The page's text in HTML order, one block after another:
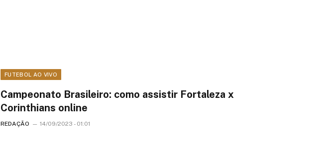
FUTEBOL AO VIVO
Campeonato Brasileiro: como assistir Fortaleza x
Corinthians online
REDAÇÃO 14/09/2023 - 01:01